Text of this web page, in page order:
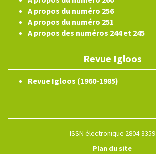
A propos du numéro 256
A propos du numéro 251
A propos des numéros 244 et 245
Revue Igloos
Revue Igloos (1960-1985)
ISSN électronique 2804-3359
Plan du site